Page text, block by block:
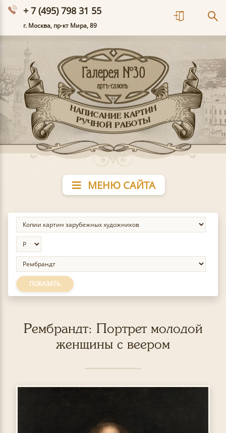
+ 7 (495) 798 31 55
г. Москва, пр-кт Мира, 89
МЕНЮ САЙТА
ПОКАЗАТЬ
Рембрандт: Портрет молодой
женщины с веером